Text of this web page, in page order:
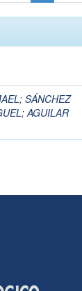
; SÁNCHEZ
;AGUILAR